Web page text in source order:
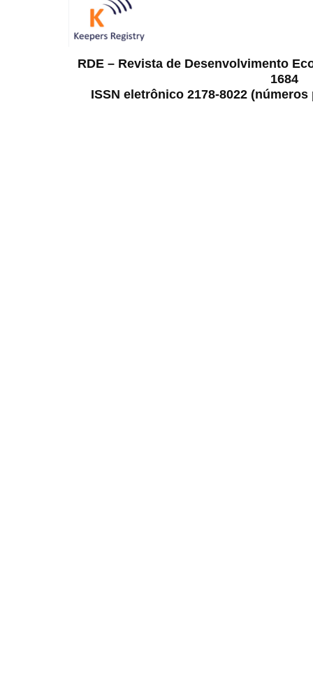
RDE – Revista de Desenvolvimento
1684
ISSN eletrônico 2178-8022